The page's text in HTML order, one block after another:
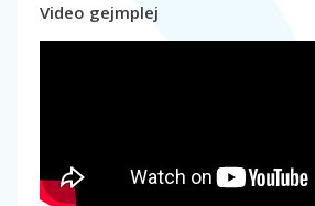
Video gejmplej